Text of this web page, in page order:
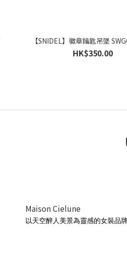
【SNIDEL】徽章鑰匙吊墜
HK$350.00
Maison Cielune
以天空醉人美景為靈感的女裝品